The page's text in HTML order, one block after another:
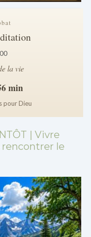
la vie
min
pour Dieu
| Vivre
le